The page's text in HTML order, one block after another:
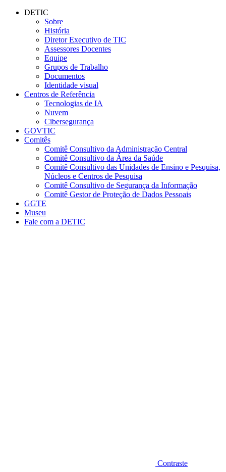
Conteúdo principal
DETIC
Sobre
História
Diretor Executivo de TIC
Assessores Docentes
Equipe
Grupos de Trabalho
Documentos
Identidade visual
Centros de Referência
Tecnologias de IA
Nuvem
Cibersegurança
GOVTIC
Comitês
Comitê Consultivo da Administração Central
Comitê Consultivo da Área da Saúde
Comitê Consultivo das Unidades de Ensino e Pesquisa,
Núcleos e Centros de Pesquisa
Comitê Consultivo de Segurança da Informação
Comitê Gestor de Proteção de Dados Pessoais
GGTE
Museu
Fale com a DETIC
Contraste